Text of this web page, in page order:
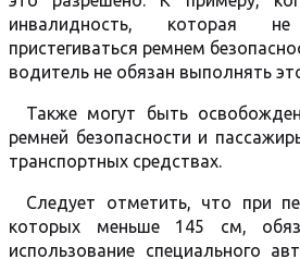
инвалидность, которая
пристегиваться ремнем
водитель не обязан выполнять
Также могут быть
ремней безопасности и
транспортных средствах.
Следует отметить, что при
которых меньше 145 см,
использование специального